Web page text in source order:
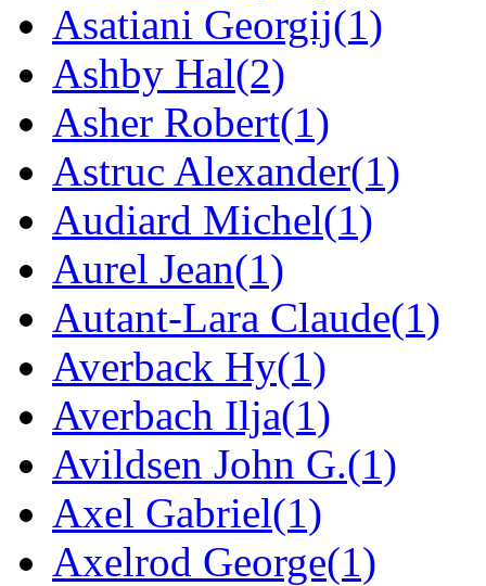
Asatiani Georgij(1)
Ashby Hal(2)
Asher Robert(1)
Astruc Alexander(1)
Audiard Michel(1)
Aurel Jean(1)
Autant-Lara Claude(1)
Averback Hy(1)
Averbach Ilja(1)
Avildsen John G.(1)
Axel Gabriel(1)
Axelrod George(1)